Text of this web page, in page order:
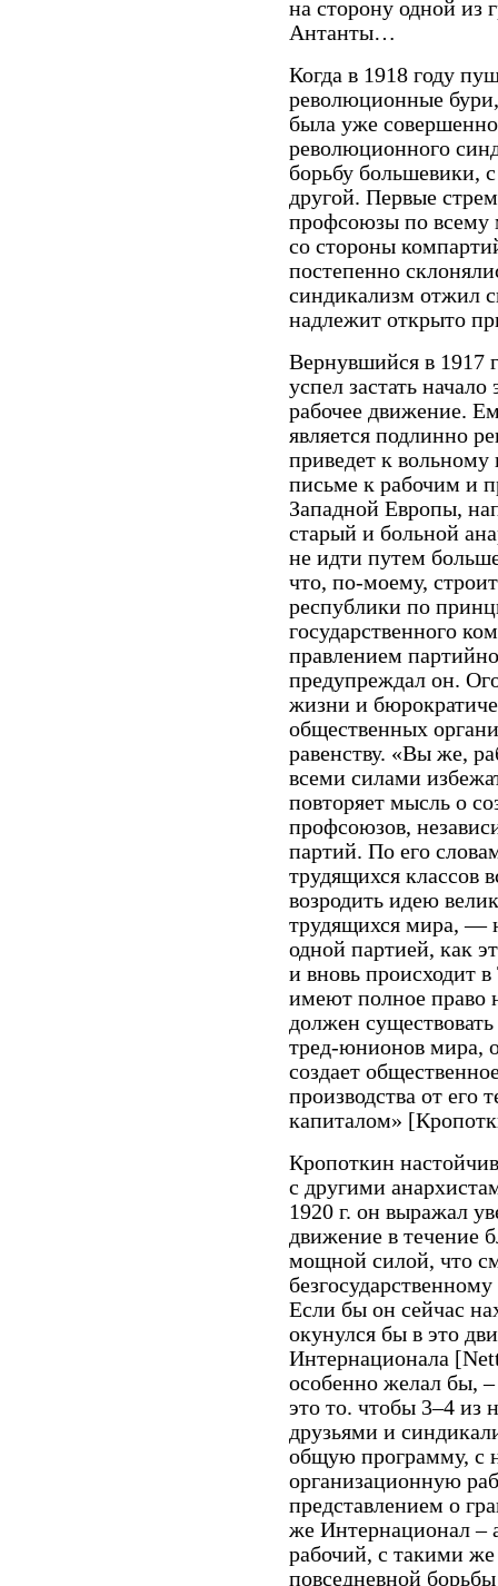
на сторону одной
Антанты…
Когда в 1918 году
революционные
была уже
революционного
борьбу большевики,
другой. Первые
профсоюзы по всему
со стороны
постепенно
синдикализм отжил
надлежит открыто
Вернувшийся в 1917
успел застать
рабочее движение.
является подлинно
приведет к
письме к рабочим и
Западной Европы,
старый и больной
не идти путем
что, по-моему,
республики по
государственного
правлением
предупреждал он.
жизни и
общественных
равенству. «Вы же,
всеми силами
повторяет мысль о
профсоюзов,
партий. По его
трудящихся классов
возродить идею
трудящихся мира, —
одной партией, как
и вновь происходит
имеют полное право
должен
тред-юнионов мира,
создает
производства от его
капиталом»
Кропоткин
с другими
1920 г. он выражал
движение в течение
мощной силой, что
Если бы он сейчас
окунулся бы в это
Интернационала
особенно желал бы,
это то. чтобы 3–4 из
друзьями и
общую программу, с
организационную
представлением о
же Интернационал –
рабочий, с такими
повседневной